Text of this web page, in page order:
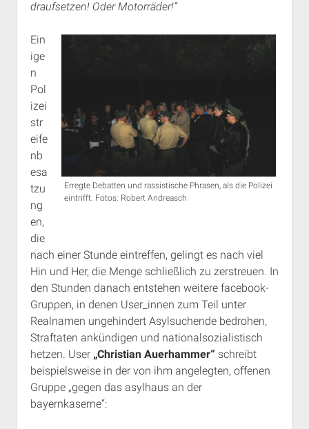
draufsetzen! Oder Motorräder!“
Erregte Debatten und rassistische Phrasen, als die Polizei
eintrifft. Fotos: Robert Andreasch
Ein
ige
n
Pol
izei
str
eife
nb
esa
tzu
ng
en,
die
nach einer Stunde eintreffen, gelingt es nach viel
Hin und Her, die Menge schließlich zu zerstreuen. In
den Stunden danach entstehen weitere facebook-
Gruppen, in denen User_innen zum Teil unter
Realnamen ungehindert Asylsuchende bedrohen,
Straftaten ankündigen und nationalsozialistisch
hetzen. User „Christian Auerhammer“ schreibt
beispielsweise in der von ihm angelegten, offenen
Gruppe „gegen das asylhaus an der
bayernkaserne“: